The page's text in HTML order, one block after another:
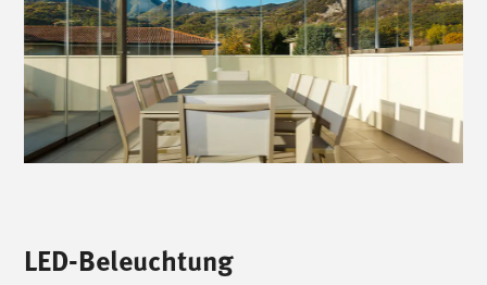
LED-Beleuchtung